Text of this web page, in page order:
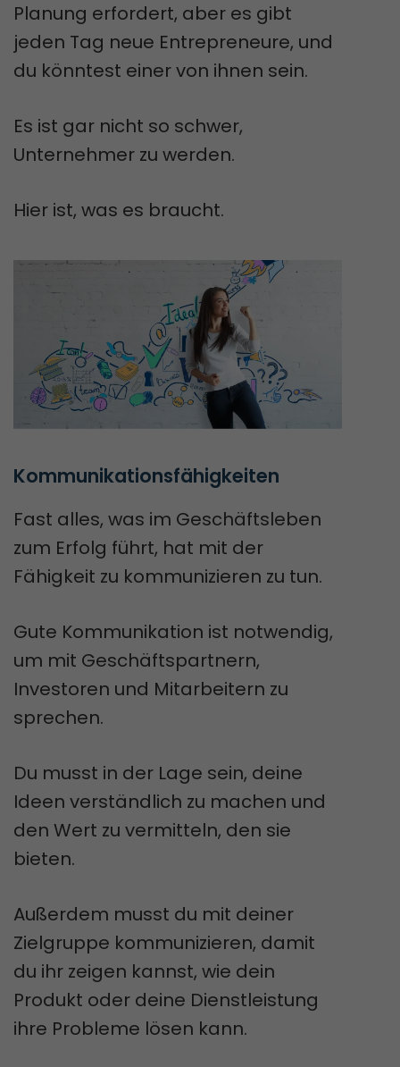
Planung erfordert, aber es gibt
jeden Tag neue Entrepreneure, und
du könntest einer von ihnen sein.
Es ist gar nicht so schwer,
Unternehmer zu werden.
Hier ist, was es braucht.
Kommunikationsfähigkeiten
Fast alles, was im Geschäftsleben
zum Erfolg führt, hat mit der
Fähigkeit zu kommunizieren zu tun.
Gute Kommunikation ist notwendig,
um mit Geschäftspartnern,
Investoren und Mitarbeitern zu
sprechen.
Du musst in der Lage sein, deine
Ideen verständlich zu machen und
den Wert zu vermitteln, den sie
bieten.
Außerdem musst du mit deiner
Zielgruppe kommunizieren, damit
du ihr zeigen kannst, wie dein
Produkt oder deine Dienstleistung
ihre Probleme lösen kann.